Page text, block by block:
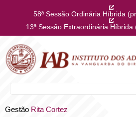
58ª Sessão Ordinária Híbrida
13ª Sessão Extraordinária
Gestão Rita Cortez